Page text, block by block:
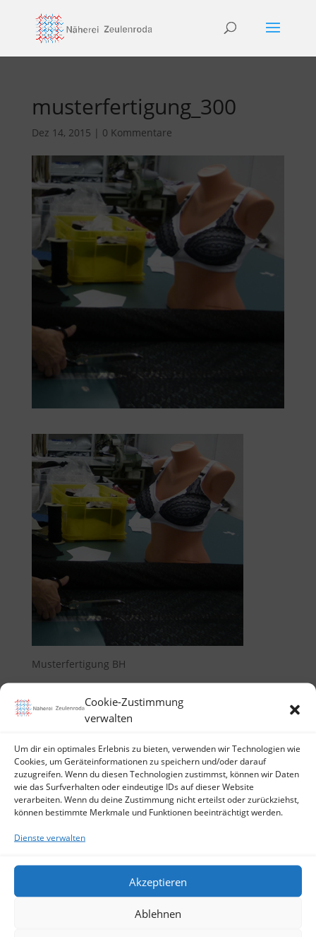
Cookie-Zustimmung
verwalten
Um dir ein optimales Erlebnis zu bieten, verwenden wir Technologien wie
Cookies, um Geräteinformationen zu speichern und/oder darauf
zuzugreifen. Wenn du diesen Technologien zustimmst, können wir Daten
wie das Surfverhalten oder eindeutige IDs auf dieser Website
verarbeiten. Wenn du deine Zustimmung nicht erteilst oder zurückziehst,
können bestimmte Merkmale und Funktionen beeinträchtigt werden.
Dienste verwalten
Akzeptieren
Ablehnen
musterfertigung_300
Dez 14, 2015 | 0 Kommentare
Musterfertigung BH
Kommentar absenden
Deine E-Mail-Adresse wird nicht veröffentlicht.
Erforderliche Felder sind mit*markiert